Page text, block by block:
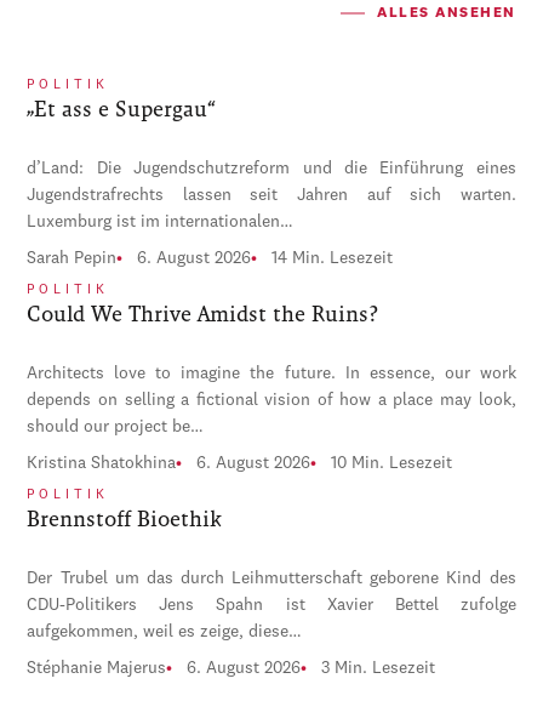
ALLES ANSEHEN
POLITIK
„Et ass e Supergau“
d’Land: Die Jugendschutzreform und die Einführung eines
Jugendstrafrechts lassen seit Jahren auf sich warten.
Luxemburg ist im internationalen…
Sarah Pepin 6. August 2026 14 Min. Lesezeit
POLITIK
Could We Thrive Amidst the Ruins?
Architects love to imagine the future. In essence, our work
depends on selling a fictional vision of how a place may look,
should our project be…
Kristina Shatokhina 6. August 2026 10 Min. Lesezeit
POLITIK
Brennstoff Bioethik
Der Trubel um das durch Leihmutterschaft geborene Kind des
CDU-Politikers Jens Spahn ist Xavier Bettel zufolge
aufgekommen, weil es zeige, diese…
Stéphanie Majerus 6. August 2026 3 Min. Lesezeit